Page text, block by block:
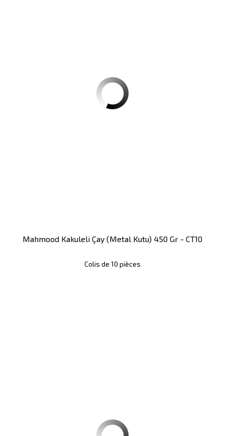
Mahmood Kakuleli Çay (metal Kutu) 450 Gr - CT10
Colis de 10 pièces